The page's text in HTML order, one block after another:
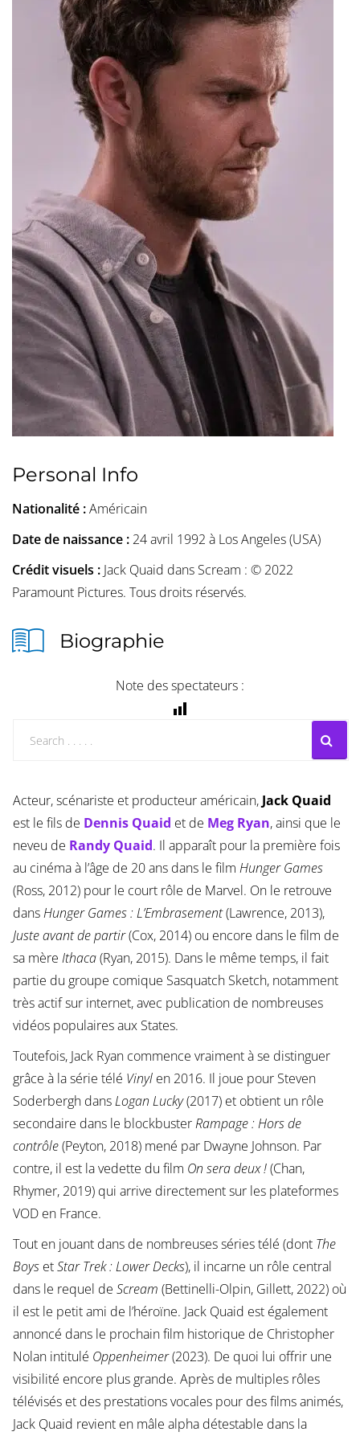
Personal Info
Nationalité :Américain
Date de naissance : 24 avril 1992 à Los Angeles (USA)
Crédit visuels : Jack Quaid dans Scream : © 2022
Paramount Pictures. Tous droits réservés.
Biographie
Note des spectateurs :
Acteur, scénariste et producteur américain, Jack Quaid
est le fils de Dennis Quaid et de Meg Ryan, ainsi que le
neveu de Randy Quaid. Il apparaît pour la première fois
au cinéma à l’âge de 20 ans dans le film Hunger Games
(Ross, 2012) pour le court rôle de Marvel. On le retrouve
dansHunger Games : L’Embrasement(Lawrence, 2013),
Juste avant de partir(Cox, 2014) ou encore dans le film de
sa mère Ithaca(Ryan, 2015). Dans le même temps, il fait
partie du groupe comique Sasquatch Sketch, notamment
très actif sur internet, avec publication de nombreuses
vidéos populaires aux States.
Toutefois, Jack Ryan commence vraiment à se distinguer
grâce à la série télé Vinylen 2016. Il joue pour Steven
Soderbergh dansLogan Lucky(2017) et obtient un rôle
secondaire dans le blockbusterRampage : Hors de
contrôle(Peyton, 2018) mené par Dwayne Johnson. Par
contre, il est la vedette du film On sera deux !(Chan,
Rhymer, 2019) qui arrive directement sur les plateformes
VOD en France.
Tout en jouant dans de nombreuses séries télé (dont The
BoysetStar Trek : Lower Decks), il incarne un rôle central
dans le requel de Scream (Bettinelli-Olpin, Gillett, 2022) où
il est le petit ami de l’héroïne. Jack Quaid est également
annoncé dans le prochain film historique de Christopher
Nolan intitulé Oppenheimer(2023). De quoi lui offrir une
visibilité encore plus grande. Après de multiples rôles
télévisés et des prestations vocales pour des films animés,
Jack Quaid revient en mâle alpha détestable dans la